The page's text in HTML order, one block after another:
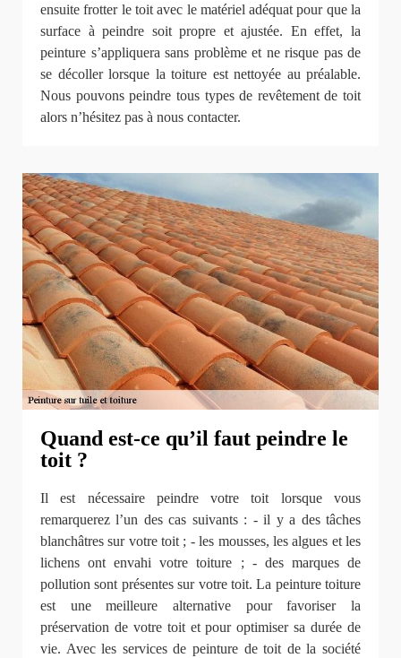
ensuite frotter le toit avec le matériel adéquat pour que la
surface à peindre soit propre et ajustée. En effet, la
peinture s’appliquera sans problème et ne risque pas de
se décoller lorsque la toiture est nettoyée au préalable.
Nous pouvons peindre tous types de revêtement de toit
alors n’hésitez pas à nous contacter.
Quand est-ce qu’il faut peindre le
toit ?
Il est nécessaire peindre votre toit lorsque vous
remarquerez l’un des cas suivants : - il y a des tâches
blanchâtres sur votre toit ; - les mousses, les algues et les
lichens ont envahi votre toiture ; - des marques de
pollution sont présentes sur votre toit. La peinture toiture
est une meilleure alternative pour favoriser la
préservation de votre toit et pour optimiser sa durée de
vie. Avec les services de peinture de toit de la société